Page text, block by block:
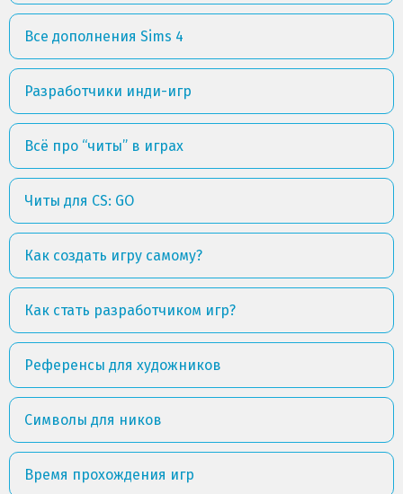
Все дополнения Sims 4
Разработчики инди-игр
Всё про “читы” в играх
Читы для CS: GO
Как создать игру самому?
Как стать разработчиком игр?
Референсы для художников
Символы для ников
Время прохождения игр